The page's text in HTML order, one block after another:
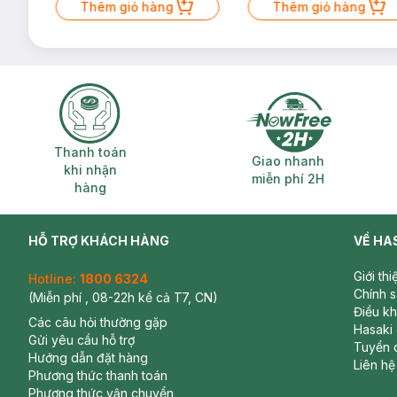
Thêm giỏ hàng Thêm giỏ hàng
Thanh toán khi nhận hàng
Thanh toán
khi nhận
hàng
Giao nhanh
Giao nhanh
miễn phí 2H
HỖ TRỢ KHÁCH HÀNG
Hotline: 1800 6324
(Miễn phí , 08-22h kể cả T7, CN)
Các câu hỏi thường gặp
Gửi yêu cầu hỗ trợ
Hướng dẫn đặt hàng
Phương thức thanh toán
Phương thức vận chuyển
VỀ
Giới
Chính
Điều
Hasaki
Tuyển
Liên hệ